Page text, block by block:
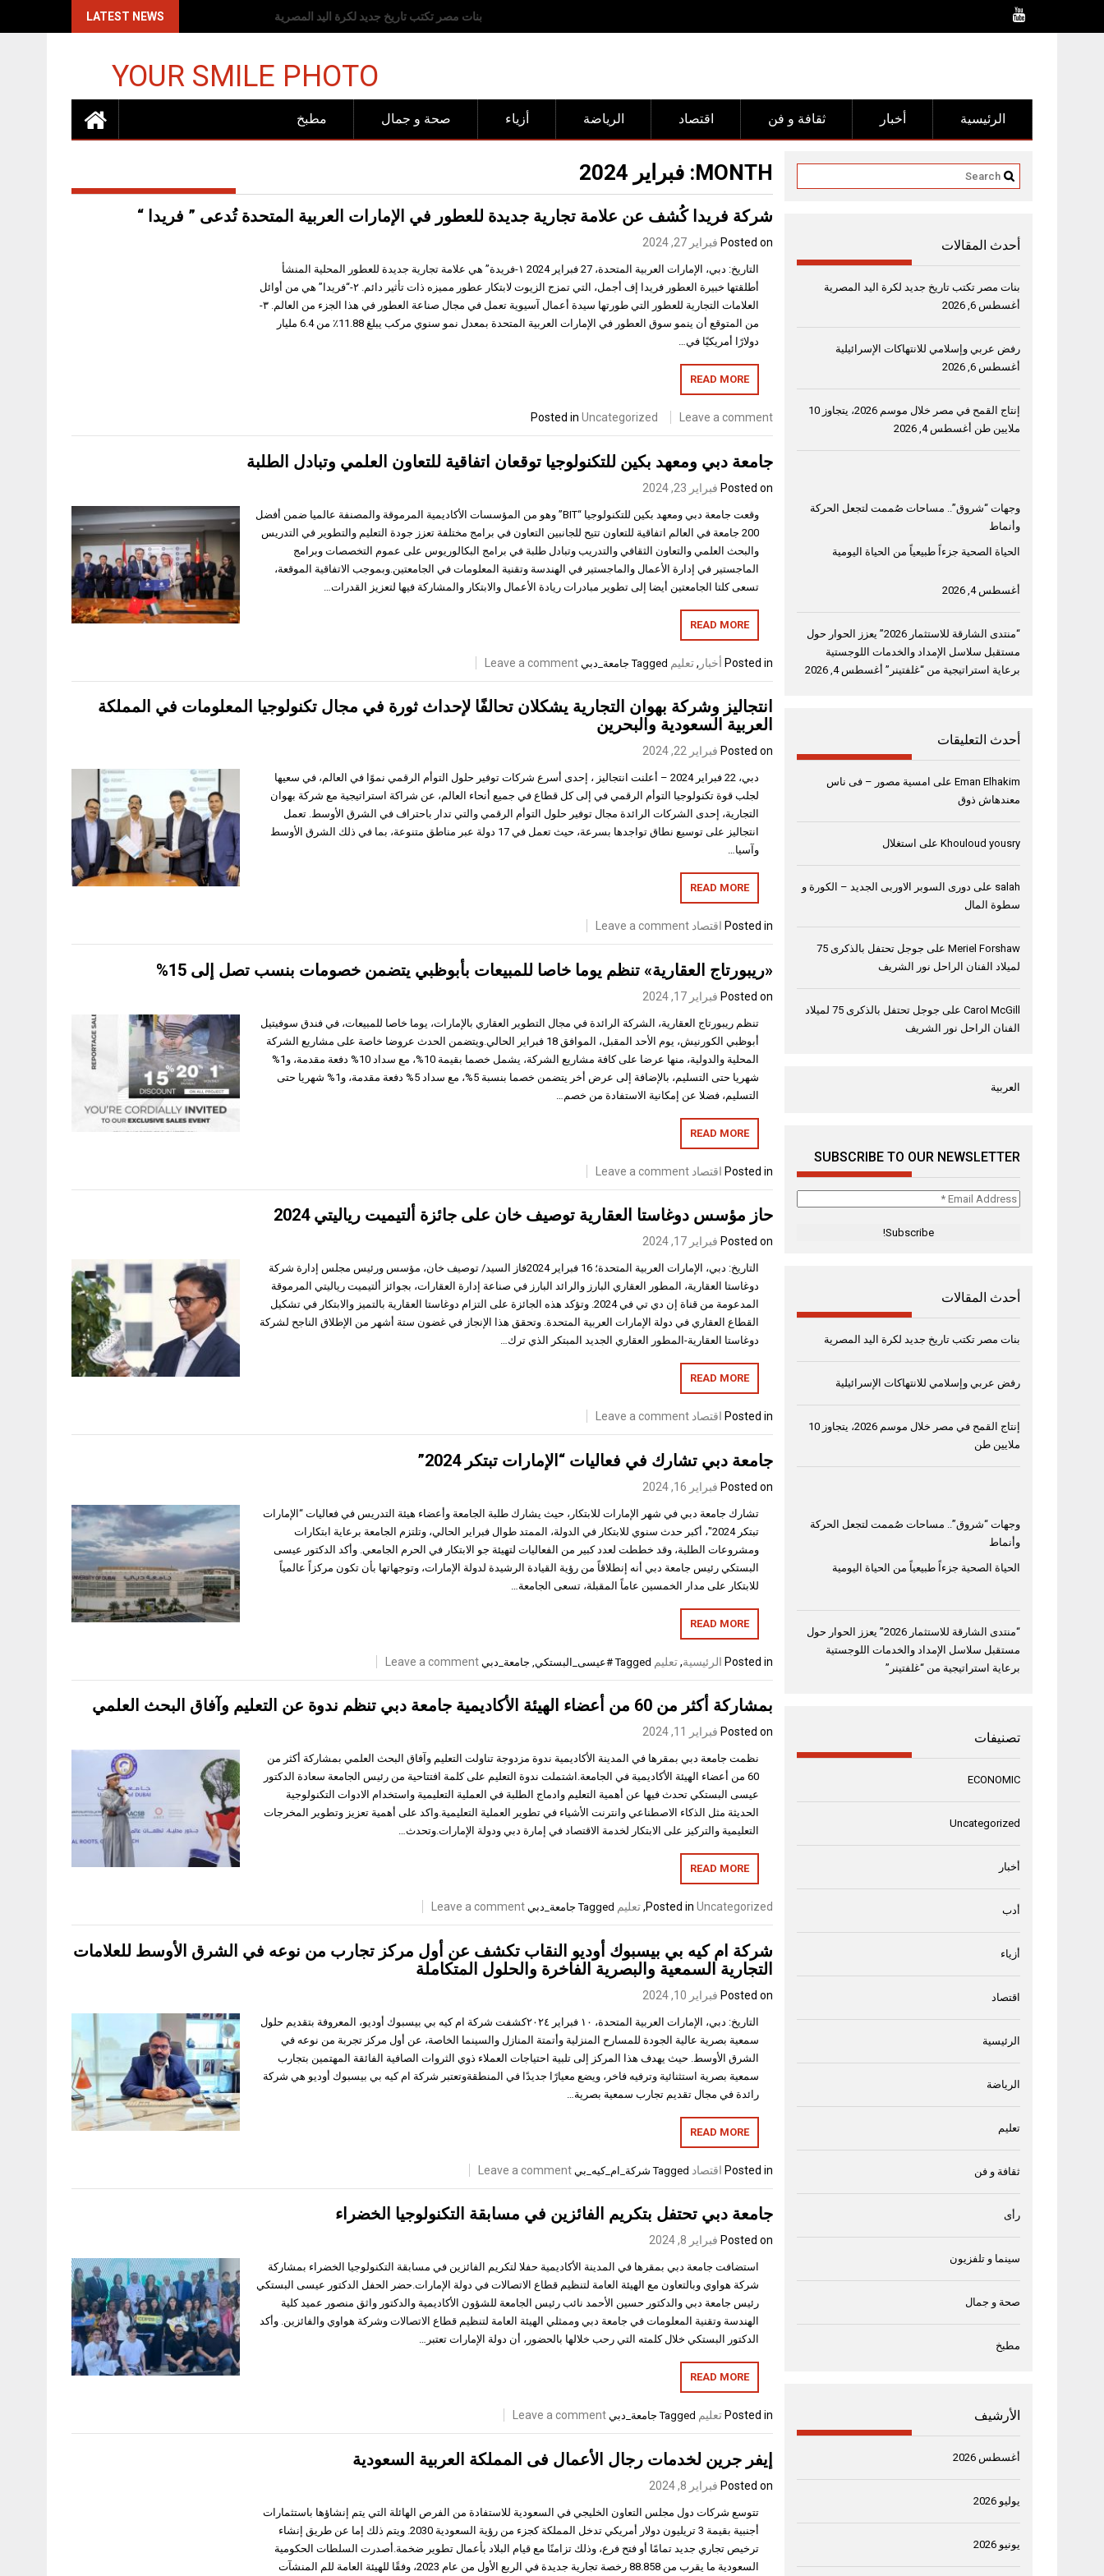
LATEST NEWS رفض عربي وإسلامي للانتهاكات الإسرائيلية
YOUR SMILE PHOTO
مطبخ صحة و جمال أزياء الرياضة اقتصاد ثقافة و فن أخبار الرئيسية
MONTH: فبراير 2024
شركة فريدا كُشف عن علامة تجارية جديدة للعطور في الإمارات العربية المتحدة تُدعى ” فريدا “
Posted on فبراير 27, 2024
التاريخ: دبي، الإمارات العربية المتحدة، 27 فبراير 2024 ١-فريدة” هي علامة تجارية جديدة للعطور المحلية المنشأ
أطلقتها خبيرة العطور فريدا إف أجمل، التي تمزج الزيوت لابتكار عطور مميزه ذات تأثير دائم. ٢-“فريدا” هي من أوائل
العلامات التجارية للعطور التي طورتها سيدة أعمال آسيوية تعمل في مجال صناعة العطور في هذا الجزء من العالم. ٣-
من المتوقع أن ينمو سوق العطور في الإمارات العربية المتحدة بمعدل نمو سنوي مركب يبلغ 11.88٪ من 6.4 مليار
دولارًا أمريكيًا في…
READ MORE
Posted inUncategorized Leave a comment
جامعة دبي ومعهد بكين للتكنولوجيا توقعان اتفاقية للتعاون العلمي وتبادل الطلبة
Posted on فبراير 23, 2024
وقعت جامعة دبي ومعهد بكين للتكنولوجيا “BIT” وهو من المؤسسات الأكاديمية المرموقة والمصنفة عالميا ضمن أفضل
200 جامعة في العالم اتفاقية للتعاون تتيح للجانبين التعاون في برامج مختلفة تعزز جودة التعليم والتطوير في التدريس
والبحث العلمي والتعاون الثقافي والتدريب وتبادل طلبة في برامج البكالوريوس على عموم التخصصات وبرامج
الماجستير في إدارة الأعمال والماجستير في الهندسة وتقنية المعلومات في الجامعتين.وبموجب الاتفاقية الموقعة،
تسعى كلتا الجامعتين أيضا إلى تطوير مبادرات ريادة الأعمال والابتكار والمشاركة فيها لتعزيز القدرات…
READ MORE
Posted in أخبار ,تعليم Tagged جامعة_دبي Leave a comment
انتجاليز وشركة بهوان التجارية يشكلان تحالفًا لإحداث ثورة في مجال تكنولوجيا المعلومات في المملكة
العربية السعودية والبحرين
Posted on فبراير 22, 2024
دبي، 22 فبراير 2024 – أعلنت انتجاليز ، إحدى أسرع شركات توفير حلول التوأم الرقمي نموًا في العالم، في سعيها
لجلب قوة تكنولوجيا التوأم الرقمي في إلى كل قطاع في جميع أنحاء العالم، عن شراكة استراتيجية مع شركة بهوان
التجارية، إحدى الشركات الرائدة مجال توفير حلول التوأم الرقمي والتي تدار باحتراف في الشرق الأوسط. تعمل
انتجاليز على توسيع نطاق تواجدها بسرعة، حيث تعمل في 17 دولة عبر مناطق متنوعة، بما في ذلك الشرق الأوسط
وآسيا…
READ MORE
Posted in اقتصاد Leave a comment
«ريبورتاج العقارية» تنظم يوما خاصا للمبيعات بأبوظبي يتضمن خصومات بنسب تصل إلى 15%
Posted on فبراير 17, 2024
تنظم ريبورتاج العقارية، الشركة الرائدة في مجال التطوير العقاري بالإمارات، يوما خاصا للمبيعات، في فندق سوفيتيل
أبوظبي الكورنيش، يوم الأحد المقبل، الموافق 18 فبراير الحالي.ويتضمن الحدث عروضا خاصة على مشاريع الشركة
المحلية والدولية، منها عرضا على كافة مشاريع الشركة، يشمل خصما بقيمة 10%، مع سداد 10% دفعة مقدمة، و1%
شهريا حتى التسليم، بالإضافة إلى عرض أخر يتضمن خصما بنسبة 5%، مع سداد 5% دفعة مقدمة، و1% شهريا حتى
التسليم، فضلا عن إمكانية الاستفادة من خصم…
READ MORE
Posted in اقتصاد Leave a comment
حاز مؤسس دوغاستا العقارية توصيف خان على جائزة ألتيميت رياليتي 2024
Posted on فبراير 17, 2024
التاريخ: دبي، الإمارات العربية المتحدة؛ 16 فبراير 2024فاز السيد/ توصيف خان، مؤسس ورئيس مجلس إدارة شركة
دوغاستا العقارية، المطور العقاري البارز والرائد البارز في صناعة إدارة العقارات، بجوائز ألتيميت رياليتي المرموقة
المدعومة من قناة إن دي تي في 2024. وتؤكد هذه الجائزة على التزام دوغاستا العقارية بالتميز والابتكار في تشكيل
القطاع العقاري في دولة الإمارات العربية المتحدة. وتحقق هذا الإنجاز في غضون ستة أشهر من الإطلاق الناجح لشركة
دوغاستا العقارية-المطور العقاري الجديد المبتكر الذي ترك…
READ MORE
Posted in اقتصاد Leave a comment
جامعة دبي تشارك في فعاليات “الإمارات تبتكر 2024”
Posted on فبراير 16, 2024
تشارك جامعة دبي في شهر الإمارات للابتكار، حيث يشارك طلبة الجامعة وأعضاء هيئة التدريس في فعاليات “الإمارات
تبتكر 2024″، أكبر حدث سنوي للابتكار في الدولة، الممتد طوال فبراير الحالي، وتلتزم الجامعة برعاية ابتكارات
ومشروعات الطلبة، وقد خططت لعدد كبير من الفعاليات لتهيئة جو الابتكار في الحرم الجامعي. وأكد الدكتور عيسى
البستكي رئيس جامعة دبي أنه إنطلاقاً من رؤية القيادة الرشيدة لدولة الإمارات، وتوجهاتها بأن تكون مركزاً عالمياً
للابتكار على مدار الخمسين عاماً المقبلة، تسعى الجامعة…
READ MORE
Posted in الرئيسية,تعليم Tagged #عيسى_البستكي جامعة_دبي Leave a comment
بمشاركة أكثر من 60 من أعضاء الهيئة الأكاديمية جامعة دبي تنظم ندوة عن التعليم وآفاق البحث العلمي
Posted on فبراير 11, 2024
نظمت جامعة دبي بمقرها في المدينة الأكاديمية ندوة مزدوجة تناولت التعليم وآفاق البحث العلمي بمشاركة أكثر من
60 من أعضاء الهيئة الأكاديمية في الجامعة.اشتملت ندوة التعليم على كلمة افتتاحية من رئيس الجامعة سعادة الدكتور
عيسى البستكي تحدث فيها عن أهمية التعليم وادماج الطلبة في العملية التعليمية واستخدام الادوات التكنولوجية
الحديثة مثل الذكاء الاصطناعي وانترنت الأشياء في تطوير العملية التعليمية.واكد على أهمية تعزيز وتطوير المخرجات
التعليمية والتركيز على الابتكار لخدمة الاقتصاد في إمارة دبي ودولة الإمارات.‎وتحدث…
READ MORE
Posted inUncategorized
,تعليم Tagged جامعة_دبي Leave a comment
شركة ام كيه بي بيسبوك أوديو النقاب تكشف عن أول مركز تجارب من نوعه في الشرق الأوسط للعلامات
التجارية السمعية والبصرية الفاخرة والحلول المتكاملة
Posted on فبراير 10, 2024
التاريخ: دبي، الإمارات العربية المتحدة، ١٠ فبراير ٢٠٢٤كشفت شركة ام كيه بي بيسبوك أوديو، المعروفة بتقديم حلول
سمعية بصرية عالية الجودة للمسارح المنزلية وأتمتة المنازل والسينما الخاصة، عن أول مركز تجربة من نوعه في
الشرق الأوسط. حيث يهدف هذا المركز إلى تلبية احتياجات العملاء ذوي الثروات الصافية الفائقة المهتمين بتجارب
سمعية بصرية استثنائية وترفيه فاخر، ويضع معيارًا جديدًا في المنطقةوتعتبر شركة ام كيه بي بيسبوك أوديو هي شركة
رائدة في مجال تقديم تجارب سمعية بصرية…
READ MORE
Posted in اقتصاد Tagged شركة_ام_كيه_بي Leave a comment
جامعة دبي تحتفل بتكريم الفائزين في مسابقة التكنولوجيا الخضراء
Posted on فبراير 8, 2024
استضافت جامعة دبي بمقرها في المدينة الأكاديمية حفلا لتكريم الفائزين في مسابقة التكنولوجيا الخضراء بمشاركة
شركة هواوي وبالتعاون مع الهيئة العامة لتنظيم قطاع الاتصالات في دولة الإمارات.حضر الحفل الدكتور عيسى البستكي
رئيس جامعة دبي والدكتور حسين الأحمد نائب رئيس الجامعة للشؤون الأكاديمية والدكتور واثق منصور عميد كلية
الهندسة وتقنية المعلومات في جامعة دبي وممثلي الهيئة العامة لتنظيم قطاع الاتصالات وشركة هواوي والفائزين. وأكد
الدكتور البستكي خلال كلمته التي رحب خلالها بالحضور، أن دولة الإمارات تعتبر…
READ MORE
Posted in تعليم Tagged جامعة_دبي Leave a comment
إيفر جرين لخدمات رجال الأعمال فى المملكة العربية السعودية
Posted on فبراير 8, 2024
تتوسع شركات دول مجلس التعاون الخليجي في السعودية للاستفادة من الفرص الهائلة التي يتم إنشاؤها باستثمارات
أجنبية بقيمة 3 تريليون دولار أمريكي تدخل المملكة كجزء من رؤية السعودية 2030. ويتم ذلك إما عن طريق إنشاء
ترخيص تجاري جديد تمامًا أو فتح فرع، وذلك تزامنًا مع قيام البلاد بأعمال تطوير ضخمة.أصدرت السلطات الحكومية
السعودية ما يقرب من 88.858 رخصة تجارية جديدة في الربع الأول من عام 2023، وفقًا للهيئة العامة للم المنشآت
أحدث المقالات
بنات مصر تكتب تاريخ جديد لكرة اليد المصرية
أغسطس 6, 2026
رفض عربي وإسلامي للانتهاكات الإسرائيلية
أغسطس 6, 2026
إنتاج القمح في مصر خلال موسم 2026، يتجاوز 10
ملايين طن أغسطس 4, 2026
وجهات “شروق”.. مساحات صُممت لتجعل الحركة
وأنماط
الحياة الصحية جزءاً طبيعياً من الحياة اليومية
أغسطس 4, 2026
“منتدى الشارقة للاستثمار 2026” يعزز الحوار حول
مستقبل سلاسل الإمداد والخدمات اللوجستية
برعاية استراتيجية من “غلفتينر” أغسطس 4, 2026
أحدث التعليقات
Eman Elhakim على امسية مصور – فى ناس
معندهاش ذوق
Khouloud yousry على استغلال
salah على دورى السوبر الاوربى الجديد – الكورة و
سطوة المال
Meriel Forshaw على
جوجل تحتفل بالذكرى 75
لميلاد الفنان الراحل نور الشريف
Carol McGill على
جوجل تحتفل بالذكرى 75 لميلاد
الفنان الراحل نور الشريف
العربية
SUBSCRIBE TO OUR NEWSLETTER
Email
أحدث المقالات
بنات مصر تكتب تاريخ جديد لكرة اليد المصرية
رفض عربي وإسلامي للانتهاكات الإسرائيلية
إنتاج القمح في مصر خلال موسم 2026، يتجاوز 10
ملايين طن
وجهات “شروق”.. مساحات صُممت لتجعل الحركة
وأنماط
الحياة الصحية جزءاً طبيعياً من الحياة اليومية
“منتدى الشارقة للاستثمار 2026” يعزز الحوار حول
مستقبل سلاسل الإمداد والخدمات اللوجستية
برعاية استراتيجية من “غلفتينر”
تصنيفات
ECONOMIC
Uncategorized
أخبار
أدب
أزياء
اقتصاد
الرئيسية
الرياضة
تعليم
ثقافة و فن
رأى
سينما و تلفزيون
صحة و جمال
مطبخ
الأرشيف
أغسطس 2026
يوليو 2026
يونيو 2026